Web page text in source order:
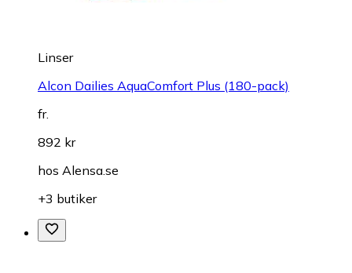
Linser
Alcon Dailies AquaComfort Plus (180-pack)
fr.
892 kr
hos Alensa.se
+3 butiker